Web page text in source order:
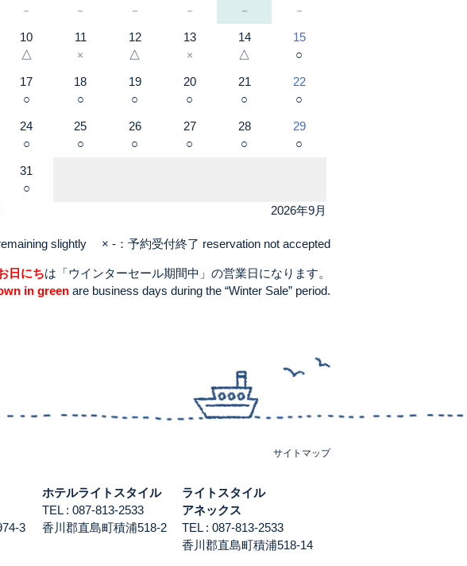
－ － － － － －
10
△
11
×
12
△
13
×
14
△
15
○
17
○
18
○
19
○
20
○
21
○
22
○
24
○
25
○
26
○
27
○
28
○
29
○
31
○
2026年9月
slightly × -：予約受付終了 reservation not accepted
日にちは「ウインターセール期間中」の営業日になります。
in green are business days during the “Winter Sale” period.
サイトマップ
3
ホテルライトスタイル
TEL : 087-813-2533
香川郡直島町積浦518-2
ライトスタイル
アネックス
TEL : 087-813-2533
香川郡直島町積浦518-14